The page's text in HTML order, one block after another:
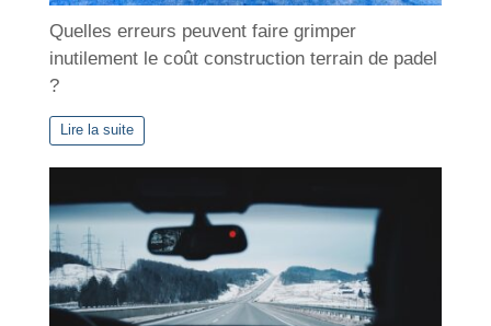
Quelles erreurs peuvent faire grimper
inutilement le coût construction terrain de padel
?
Lire la suite